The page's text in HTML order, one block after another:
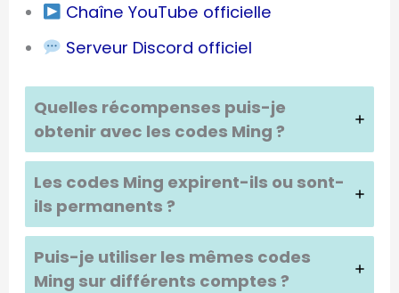
Chaîne YouTube officielle
Serveur Discord officiel
Quelles récompenses puis-je
obtenir avec les codes Ming ?
Les codes Ming expirent-ils ou sont-
ils permanents ?
Puis-je utiliser les mêmes codes
Ming sur différents comptes ?